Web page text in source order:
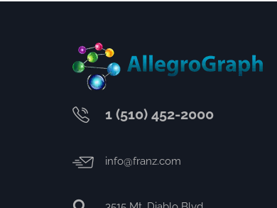
1 (510) 452-2000
info@franz.com